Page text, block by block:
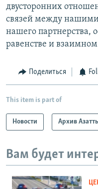
двусторонних
связей между
нашего партнерства,
равенстве и
Поделиться
This item is part of
Новости Архив
Вам будет